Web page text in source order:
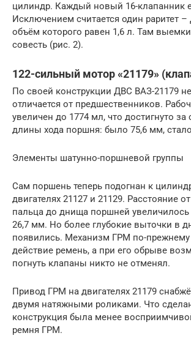
цилиндр. Каждый новый 16-клапанник
Исключением считается один раритет
объём которого равен 1,6 л. Там
совесть (рис. 2).
122-сильный мотор «21179»
По своей конструкции ДВС ВАЗ-21179
отличается от предшественников.
увеличен до 1774 мл, что достигнуто за
длины хода поршня: было 75,6 мм,
Элементы шатунно-поршневой группы
Сам поршень теперь подогнан к
двигателях 21127 и 21129. Расстояние
пальца до днища поршней
26,7 мм. Но более глубокие выточки в
появились. Механизм ГРМ по-прежнему
действие ремень, а при его обрыве
погнуть клапаны никто не отменял.
Привод ГРМ на двигателях 21179
двумя натяжными роликами. Что
конструкция была менее
ремня ГРМ.